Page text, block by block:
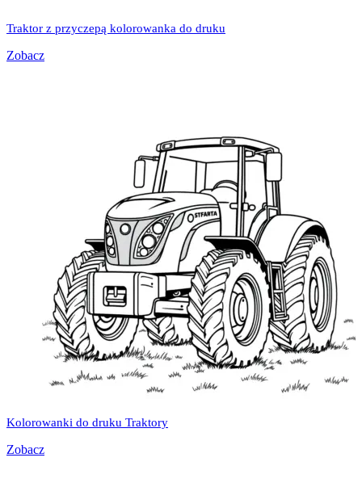
Traktor z przyczepą kolorowanka do druku
Zobacz
Kolorowanki do druku Traktory
Zobacz